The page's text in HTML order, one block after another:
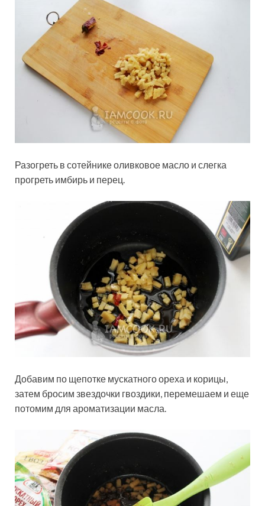
Разогреть в сотейнике оливковое масло и слегка
прогреть имбирь и перец.
Добавим по щепотке мускатного ореха и корицы,
затем бросим звездочки гвоздики, перемешаем и еще
потомим для ароматизации масла.